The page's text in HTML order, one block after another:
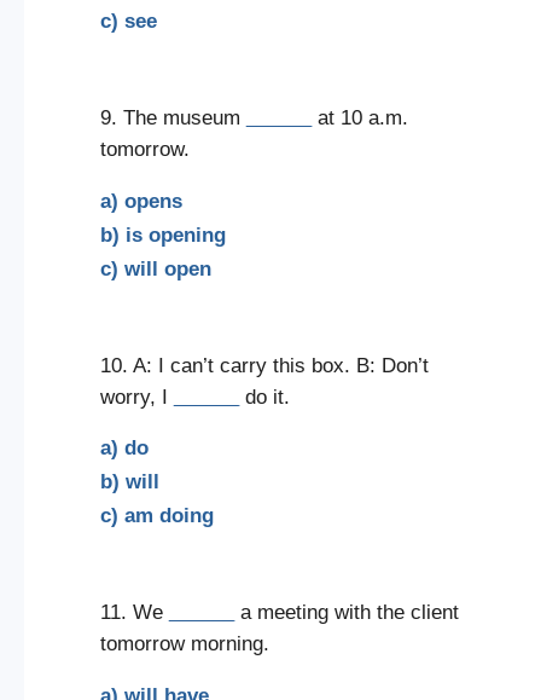
c) see
9. The museum
at 10 a.m.
tomorrow.
a) opens
b) is opening
c) will open
10. A: I can’t carry this box. B: Don’t
worry, I
do it.
a) do
b) will
c) am doing
11. We
a meeting with the client
tomorrow morning.